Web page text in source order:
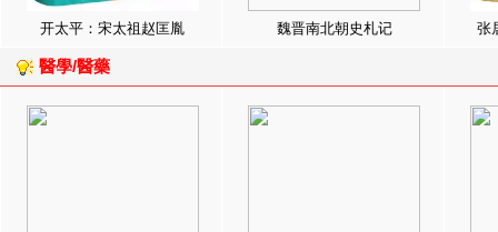
开太平：宋太祖赵匡胤 魏晋南北朝史札记 张
醫學/醫藥